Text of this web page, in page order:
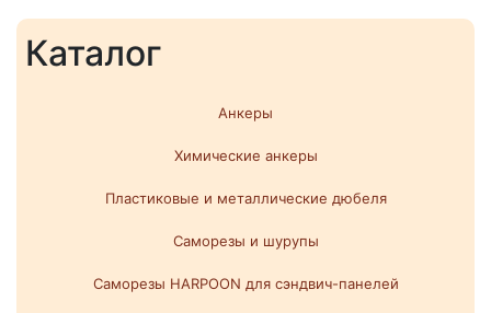
Каталог
Анкеры
Химические анкеры
Пластиковые и металлические дюбеля
Саморезы и шурупы
Саморезы HARPOON для сэндвич-панелей